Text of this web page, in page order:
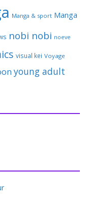
Manga & sport Manga
nobi nobi noeve
visual kei Voyage
young adult